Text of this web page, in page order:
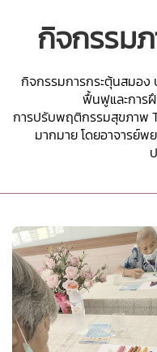
กิจกรรม
กิจกรรมการกระตุ้นสมอง
ฟื้นฟูและการ
การปรับพฤติกรรมสุขภาพ
มากมาย โดยอาจารย์